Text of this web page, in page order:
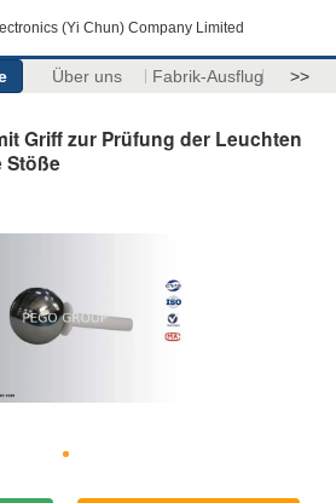
(Yi Chun) Company Limited
Über uns Fabrik-Ausflug >>
Griff zur Prüfung der Leuchten
Stöße